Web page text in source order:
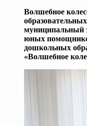
Волшебное
муниципальный
юных
дошкольных
«Волшебное